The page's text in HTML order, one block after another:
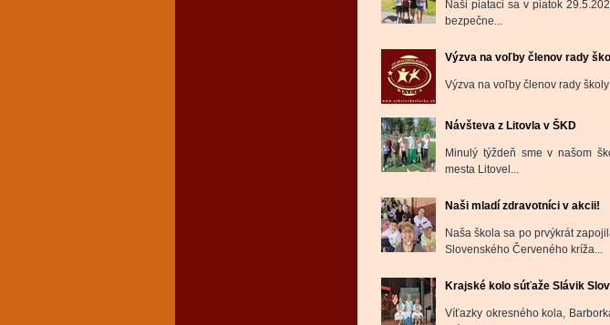
Naši piataci sa v piatok
bezpečne...
Výzva na voľby členov rady
Výzva na voľby členov rady
Návšteva z Litovla v ŠKD
Minulý týždeň sme v našom
mesta Litovel...
Naši mladí zdravotníci v akcii!
Naša škola sa po prvýkrát
Slovenského Červeného kríža...
Krajské kolo súťaže Slávik
Víťazky okresného kola,